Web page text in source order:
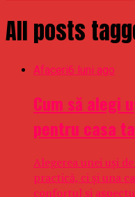
All posts
Afaceri6 luni ago
Cum să alegi
pentru casa ta
Alegerea unei uși
practică, ci și una
confortul și